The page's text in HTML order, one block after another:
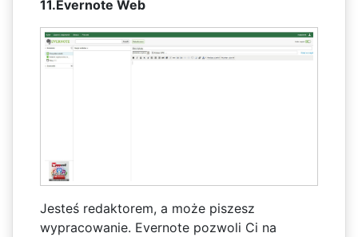
11.Evernote Web
Jesteś redaktorem, a może piszesz
wypracowanie. Evernote pozwoli Ci na